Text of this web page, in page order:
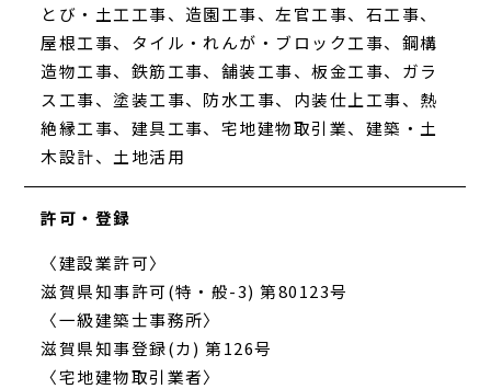
とび・土工工事、造園工事、左官工事、石工事、
屋根工事、タイル・れんが・ブロック工事、鋼構
造物工事、鉄筋工事、舗装工事、板金工事、ガラ
ス工事、塗装工事、防水工事、内装仕上工事、熱
絶縁工事、建具工事、宅地建物取引業、建築・土
木設計、土地活用
許可・登録
〈建設業許可〉
滋賀県知事許可(特・般-3) 第80123号
〈一級建築士事務所〉
滋賀県知事登録(カ) 第126号
〈宅地建物取引業者〉